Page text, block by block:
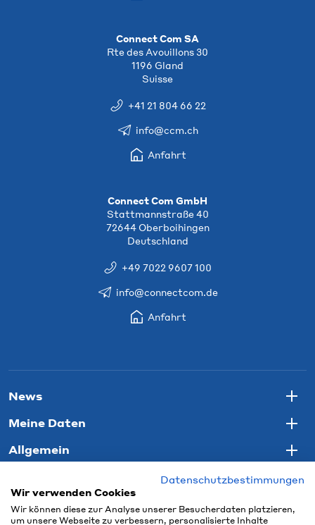
Connect Com SA
Rte des Avouillons 30
1196 Gland
Suisse
+41 21 804 66 22
info@ccm.ch
Anfahrt
Connect Com GmbH
Stattmannstraße 40
72644 Oberboihingen
Deutschland
+49 7022 9607 100
info@connectcom.de
Anfahrt
News
Meine Daten
Allgemein
Datenschutzbestimmungen
Wir verwenden Cookies
Wir können diese zur Analyse unserer Besucherdaten platzieren,
um unsere Webseite zu verbessern, personalisierte Inhalte